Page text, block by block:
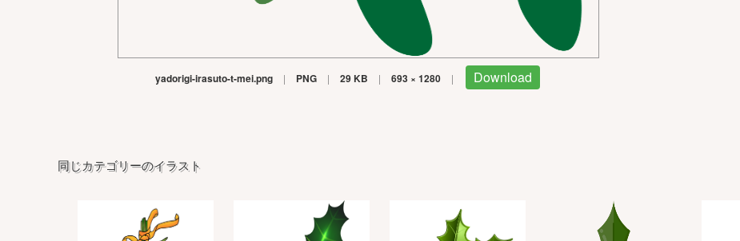
yadorigi-irasuto-t-mei.png | PNG | 29 KB | 693 × 1280 | Download
同じカテゴリーのイラスト